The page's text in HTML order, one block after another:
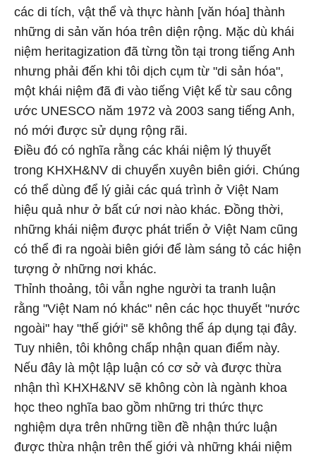
các di tích, vật thể và thực hành [văn hóa] thành
những di sản văn hóa trên diện rộng. Mặc dù khái
niệm heritagization đã từng tồn tại trong tiếng Anh
nhưng phải đến khi tôi dịch cụm từ "di sản hóa",
một khái niệm đã đi vào tiếng Việt kể từ sau công
ước UNESCO năm 1972 và 2003 sang tiếng Anh,
nó mới được sử dụng rộng rãi.
Điều đó có nghĩa rằng các khái niệm lý thuyết
trong KHXH&NV di chuyển xuyên biên giới. Chúng
có thể dùng để lý giải các quá trình ở Việt Nam
hiệu quả như ở bất cứ nơi nào khác. Đồng thời,
những khái niệm được phát triển ở Việt Nam cũng
có thể đi ra ngoài biên giới để làm sáng tỏ các hiện
tượng ở những nơi khác.
Thỉnh thoảng, tôi vẫn nghe người ta tranh luận
rằng "Việt Nam nó khác" nên các học thuyết "nước
ngoài" hay "thế giới" sẽ không thể áp dụng tại đây.
Tuy nhiên, tôi không chấp nhận quan điểm này.
Nếu đây là một lập luận có cơ sở và được thừa
nhận thì KHXH&NV sẽ không còn là ngành khoa
học theo nghĩa bao gồm những tri thức thực
nghiệm dựa trên những tiền đề nhận thức luận
được thừa nhận trên thế giới và những khái niệm